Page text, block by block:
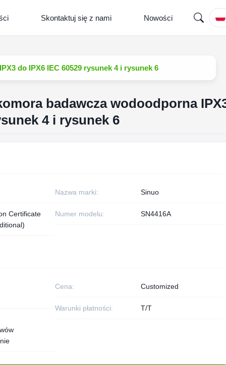
Skontaktuj się z nami Nowości
do IPX6 IEC 60529 rysunek 4 i rysunek 6
badawcza wodoodporna
4 i rysunek 6
Nazwa marki: Sinuo
Certificate
Numer modelu: SN4416A
Cena: Customized
Warunki płatności: T/T